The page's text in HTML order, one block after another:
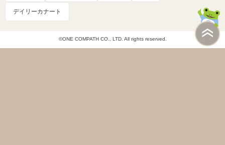
デイリーカナート
©ONE COMPATH CO., LTD. All rights reserved.